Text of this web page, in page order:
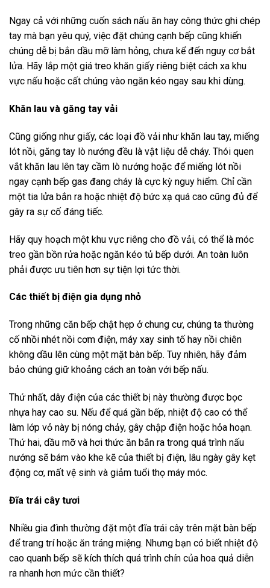
Ngay cả với những cuốn sách nấu ăn hay công thức ghi chép
tay mà bạn yêu quý, việc đặt chúng cạnh bếp cũng khiến
chúng dễ bị bắn dầu mỡ làm hỏng, chưa kể đến nguy cơ bắt
lửa. Hãy lắp một giá treo khăn giấy riêng biệt cách xa khu
vực nấu hoặc cất chúng vào ngăn kéo ngay sau khi dùng.
Khăn lau và găng tay vải
Cũng giống như giấy, các loại đồ vải như khăn lau tay, miếng
lót nồi, găng tay lò nướng đều là vật liệu dễ cháy. Thói quen
vắt khăn lau lên tay cầm lò nướng hoặc để miếng lót nồi
ngay cạnh bếp gas đang cháy là cực kỳ nguy hiểm. Chỉ cần
một tia lửa bắn ra hoặc nhiệt độ bức xạ quá cao cũng đủ để
gây ra sự cố đáng tiếc.
Hãy quy hoạch một khu vực riêng cho đồ vải, có thể là móc
treo gần bồn rửa hoặc ngăn kéo tủ bếp dưới. An toàn luôn
phải được ưu tiên hơn sự tiện lợi tức thời.
Các thiết bị điện gia dụng nhỏ
Trong những căn bếp chật hẹp ở chung cư, chúng ta thường
cố nhồi nhét nồi cơm điện, máy xay sinh tố hay nồi chiên
không dầu lên cùng một mặt bàn bếp. Tuy nhiên, hãy đảm
bảo chúng giữ khoảng cách an toàn với bếp nấu.
Thứ nhất, dây điện của các thiết bị này thường được bọc
nhựa hay cao su. Nếu để quá gần bếp, nhiệt độ cao có thể
làm lớp vỏ này bị nóng chảy, gây chập điện hoặc hỏa hoạn.
Thứ hai, dầu mỡ và hơi thức ăn bắn ra trong quá trình nấu
nướng sẽ bám vào khe kẽ của thiết bị điện, lâu ngày gây kẹt
động cơ, mất vệ sinh và giảm tuổi thọ máy móc.
Đĩa trái cây tươi
Nhiều gia đình thường đặt một đĩa trái cây trên mặt bàn bếp
để trang trí hoặc ăn tráng miệng. Nhưng bạn có biết nhiệt độ
cao quanh bếp sẽ kích thích quá trình chín của hoa quả diễn
ra nhanh hơn mức cần thiết?